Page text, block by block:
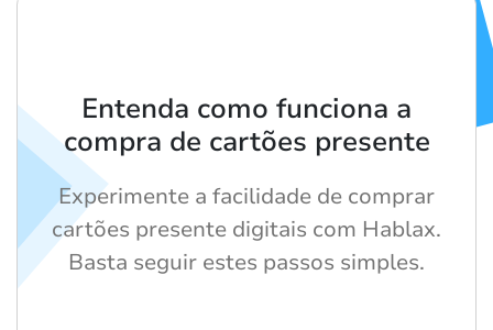
Entenda como funciona a
compra de cartões presente
Experimente a facilidade de comprar
cartões presente digitais com Hablax.
Basta seguir estes passos simples.